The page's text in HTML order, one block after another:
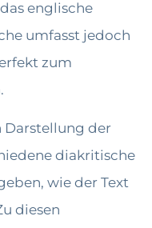
englische
umfasst jedoch
zum
Darstellung der
diakritische
wie der Text
diesen